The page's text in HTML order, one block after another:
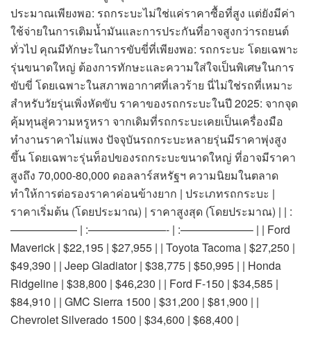
ประมาณเพียงพอ: รถกระบะไม่ใช่แค่ราคาซื้อที่สูง แต่ยังมีค่า
ใช้จ่ายในการเติมน้ำมันและการประกันที่อาจสูงกว่ารถยนต์
ทั่วไป คุณมีทักษะในการขับขี่ที่เพียงพอ: รถกระบะ โดยเฉพาะ
รุ่นขนาดใหญ่ ต้องการทักษะและความใส่ใจเป็นพิเศษในการ
ขับขี่ โดยเฉพาะในสภาพอากาศที่เลวร้าย นี่ไม่ใช่รถที่เหมาะ
สำหรับวัยรุ่นเพิ่งหัดขับ ราคาของรถกระบะในปี 2025: จากจุด
คุ้มทุนสู่ความหรูหรา จากเดิมที่รถกระบะเคยเป็นเครื่องมือ
ทำงานราคาไม่แพง ปัจจุบันรถกระบะหลายรุ่นมีราคาพุ่งสูง
ขึ้น โดยเฉพาะรุ่นท็อปของรถกระบะขนาดใหญ่ ที่อาจมีราคา
สูงถึง 70,000-80,000 ดอลลาร์สหรัฐฯ ความนิยมในตลาด
ทำให้การต่อรองราคาค่อนข้างยาก | ประเภทรถกระบะ |
ราคาเริ่มต้น (โดยประมาณ) | ราคาสูงสุด (โดยประมาณ) | | :
—————— | :———————- | :——————– | | Ford
Maverick | $22,195 | $27,955 | | Toyota Tacoma | $27,250 |
$49,390 | | Jeep Gladiator | $38,775 | $50,995 | | Honda
Ridgeline | $38,800 | $46,230 | | Ford F-150 | $34,585 |
$84,910 | | GMC Sierra 1500 | $31,200 | $81,900 | |
Chevrolet Silverado 1500 | $34,600 | $68,400 |